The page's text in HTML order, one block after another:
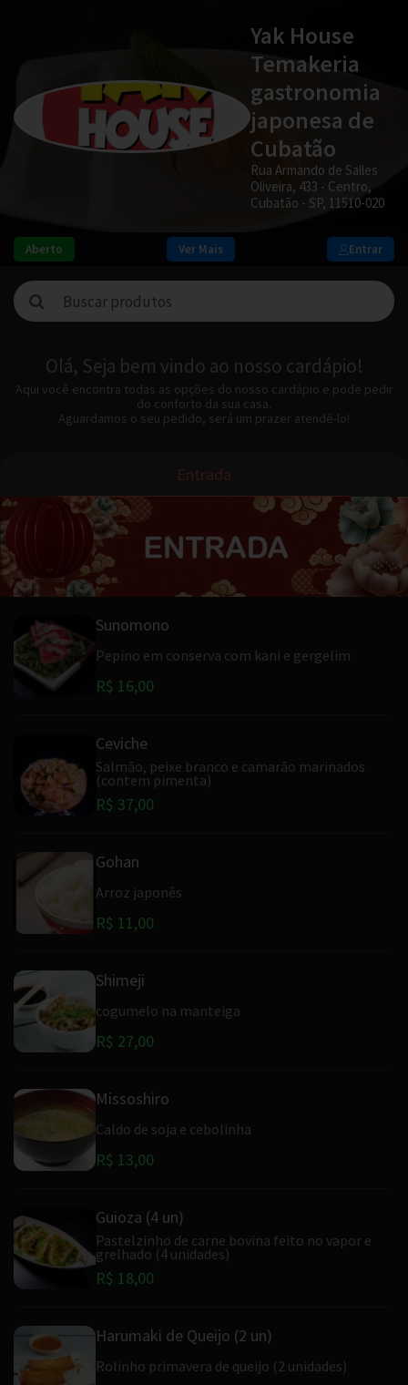
Yak House
Temakeria
gastronomia
japonesa de
Cubatão
Rua Armando de Salles
Oliveira, 433 - Centro,
Cubatão - SP, 11510-020
Entrar
Aberto Ver Mais
Olá, Seja bem vindo ao nosso cardápio!
Aqui você encontra todas as opções do nosso cardápio e pode pedir
do conforto da sua casa.
Aguardamos o seu pedido, será um prazer atendê-lo!
Entrada
Sunomono
Pepino em conserva com kani e gergelim
R$ 16,00
Ceviche
Salmão, peixe branco e camarão marinados
(contem pimenta)
R$ 37,00
Gohan
Arroz japonês
R$ 11,00
Shimeji
cogumelo na manteiga
R$ 27,00
Missoshiro
Caldo de soja e cebolinha
R$ 13,00
Guioza (4 un)
Pastelzinho de carne bovina feito no vapor e
grelhado (4 unidades)
R$ 18,00
Harumaki de Queijo (2 un)
Rolinho primavera de queijo (2 unidades)